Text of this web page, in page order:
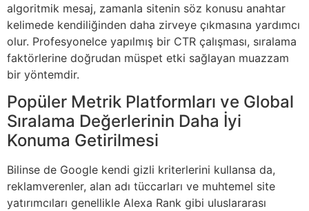
algoritmik mesaj, zamanla sitenin söz konusu anahtar
kelimede kendiliğinden daha zirveye çıkmasına yardımcı
olur. Profesyonelce yapılmış bir CTR çalışması, sıralama
faktörlerine doğrudan müspet etki sağlayan muazzam
bir yöntemdir.
Popüler Metrik Platformları ve Global
Sıralama Değerlerinin Daha İyi
Konuma Getirilmesi
Bilinse de Google kendi gizli kriterlerini kullansa da,
reklamverenler, alan adı tüccarları ve muhtemel site
yatırımcıları genellikle Alexa Rank gibi uluslararası